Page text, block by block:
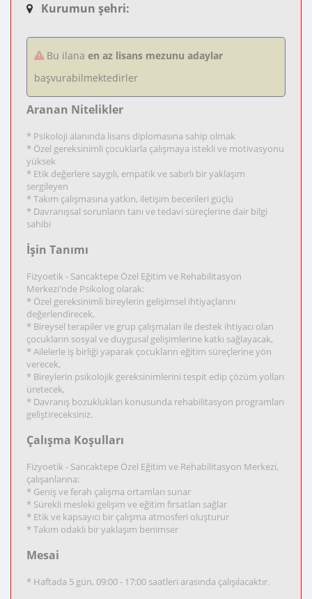
Kurumun şehri:
Bu ilana en az lisans mezunu adaylar
başvurabilmektedirler
Aranan Nitelikler
* Psikoloji alanında lisans diplomasına sahip olmak
* Özel gereksinimli çocuklarla çalışmaya istekli ve motivasyonu
yüksek
* Etik değerlere saygılı, empatik ve sabırlı bir yaklaşım
sergileyen
* Takım çalışmasına yatkın, iletişim becerileri güçlü
* Davranışsal sorunların tanı ve tedavi süreçlerine dair bilgi
sahibi
İşin Tanımı
Fizyoetik - Sancaktepe Özel Eğitim ve Rehabilitasyon
Merkezi'nde Psikolog olarak:
* Özel gereksinimli bireylerin gelişimsel ihtiyaçlarını
değerlendirecek,
* Bireysel terapiler ve grup çalışmaları ile destek ihtiyacı olan
çocukların sosyal ve duygusal gelişimlerine katkı sağlayacak,
* Ailelerle iş birliği yaparak çocukların eğitim süreçlerine yön
verecek,
* Bireylerin psikolojik gereksinimlerini tespit edip çözüm yolları
üretecek,
* Davranış bozuklukları konusunda rehabilitasyon programları
geliştireceksiniz.
Çalışma Koşulları
Fizyoetik - Sancaktepe Özel Eğitim ve Rehabilitasyon Merkezi,
çalışanlarına:
* Geniş ve ferah çalışma ortamları sunar
* Sürekli mesleki gelişim ve eğitim fırsatları sağlar
* Etik ve kapsayıcı bir çalışma atmosferi oluşturur
* Takım odaklı bir yaklaşım benimser
Mesai
* Haftada 5 gün, 09:00 - 17:00 saatleri arasında çalışılacaktır.